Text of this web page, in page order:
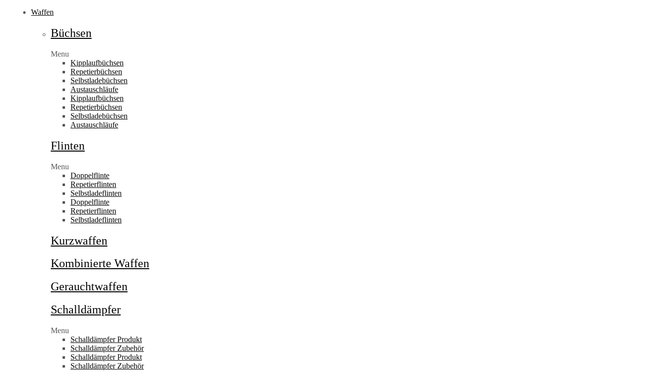
Waffen
Büchsen
Menu
Kipplaufbüchsen
Repetierbüchsen
Selbstladebüchsen
Austauschläufe
Kipplaufbüchsen
Repetierbüchsen
Selbstladebüchsen
Austauschläufe
Flinten
Menu
Doppelflinte
Repetierflinten
Selbstladeflinten
Doppelflinte
Repetierflinten
Selbstladeflinten
Kurzwaffen
Kombinierte Waffen
Gerauchtwaffen
Schalldämpfer
Menu
Schalldämpfer Produkt
Schalldämpfer Zubehör
Schalldämpfer Produkt
Schalldämpfer Zubehör